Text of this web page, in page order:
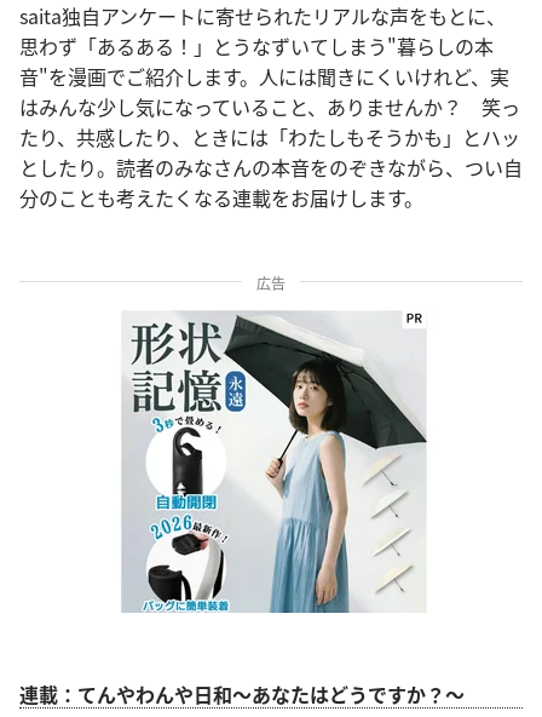
saita独自アンケートに寄せられたリアルな声をもとに、
思わず「あるある！」とうなずいてしまう"暮らしの本
音"を漫画でご紹介します。人には聞きにくいけれど、実
はみんな少し気になっていること、ありませんか？ 笑っ
たり、共感したり、ときには「わたしもそうかも」とハッ
としたり。読者のみなさんの本音をのぞきながら、つい自
分のことも考えたくなる連載をお届けします。
広告
連載：てんやわんや日和～あなたはどうですか？～